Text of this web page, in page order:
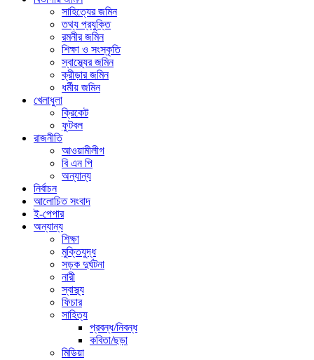
সাহিত্যের জমিন
তথ্য প্রযুক্তি
রমনীর জমিন
শিক্ষা ও সংস্কৃতি
স্বাস্থ্যের জমিন
ক্রীড়ার জমিন
ধর্মীয় জমিন
খেলাধুলা
ক্রিকেট
ফুটবল
রাজনীতি
আওয়ামীলীগ
বি এন পি
অন্যান্য
নির্বাচন
আলোচিত সংবাদ
ই-পেপার
অন্যান্য
শিক্ষা
মুক্তিযুদ্ধ
সড়ক দুর্ঘটনা
নারী
স্বাস্থ্য
ফিচার
সাহিত্য
প্রবন্ধ/নিবন্ধ
কবিতা/ছড়া
মিডিয়া